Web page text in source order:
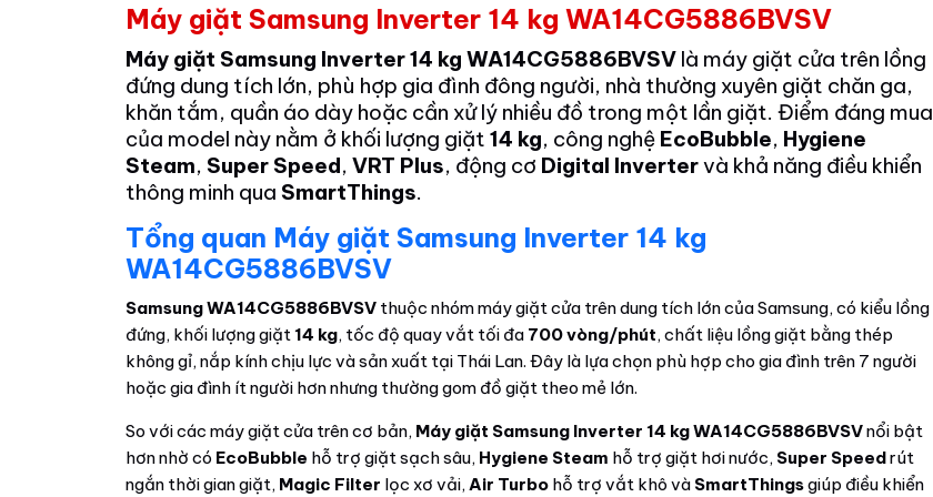
Máy giặt Samsung Inverter 14 kg WA14CG5886BVSV
Máy giặt Samsung Inverter 14 kg WA14CG5886BVSV là máy giặt cửa trên lồng
đứng dung tích lớn, phù hợp gia đình đông người, nhà thường xuyên giặt chăn ga,
khăn tắm, quần áo dày hoặc cần xử lý nhiều đồ trong một lần giặt. Điểm đáng mua
của model này nằm ở khối lượng giặt14 kg, công nghệ EcoBubble, Hygiene
Steam, Super Speed,VRT Plus, động cơ Digital Invertervà khả năng điều khiển
thông minh qua SmartThings.
Tổng quan Máy giặt Samsung Inverter 14 kg
WA14CG5886BVSV
Samsung WA14CG5886BVSV thuộc nhóm máy giặt cửa trên dung tích lớn của Samsung, có kiểu lồng
đứng, khối lượng giặt14 kg, tốc độ quay vắt tối đa 700 vòng/phút, chất liệu lồng giặt bằng thép
không gỉ, nắp kính chịu lực và sản xuất tại Thái Lan. Đây là lựa chọn phù hợp cho gia đình trên 7 người
hoặc gia đình ít người hơn nhưng thường gom đồ giặt theo mẻ lớn.
So với các máy giặt cửa trên cơ bản, Máy giặt Samsung Inverter 14 kg WA14CG5886BVSVnổi bật
hơn nhờ có EcoBubble hỗ trợ giặt sạch sâu, Hygiene Steam hỗ trợ giặt hơi nước, Super Speedrút
ngắn thời gian giặt, Magic Filter lọc xơ vải,Air Turbo hỗ trợ vắt khô và SmartThingsgiúp điều khiển